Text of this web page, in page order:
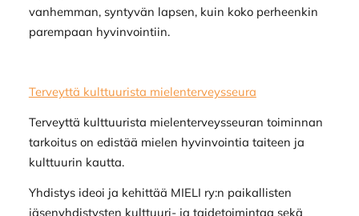
vanhemman, syntyvän lapsen, kuin koko perheenkin
parempaan hyvinvointiin.
Terveyttä kulttuurista mielenterveysseura
Terveyttä kulttuurista mielenterveysseuran toiminnan
tarkoitus on edistää mielen hyvinvointia taiteen ja
kulttuurin kautta.
Yhdistys ideoi ja kehittää MIELI ry:n paikallisten
jäsenyhdistysten kulttuuri- ja taidetoimintaa sekä